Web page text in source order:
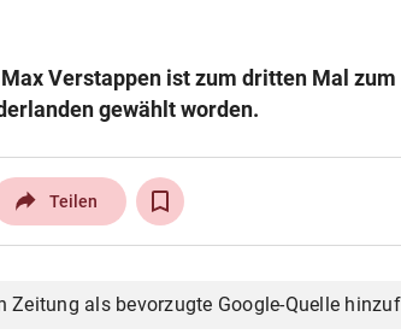
Co KG 2026
Verstappen ist zum dritten Mal zum
gewählt worden.
Teilen
Zeitung als bevorzugte Google-Quelle